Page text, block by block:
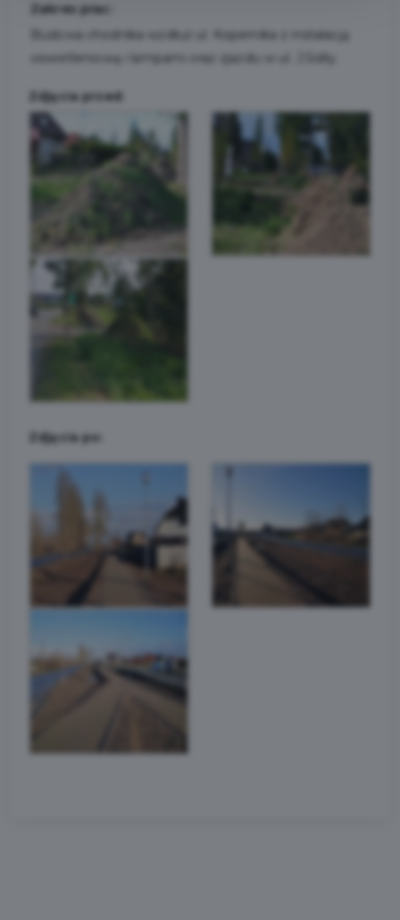
Zakres prac:
Budowa chodnika wzdłuż ul. Kopernika z instalacją
oświetleniową i lampami oraz zjazdu w ul. J.Sidły.
Zdjęcia przed:
Zdjęcia po: